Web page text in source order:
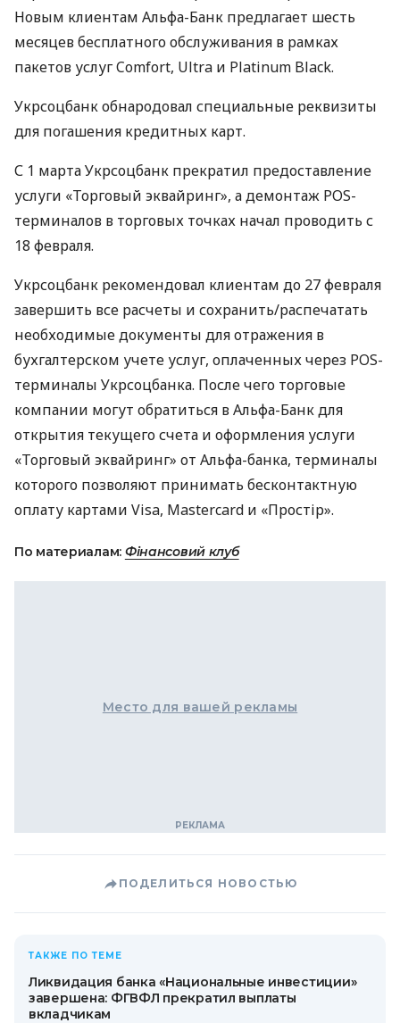
Новым клиентам Альфа-Банк предлагает шесть
месяцев бесплатного обслуживания в рамках
пакетов услуг Comfort, Ultra и Platinum Black.
Укрсоцбанк обнародовал специальные реквизиты
для погашения кредитных карт.
С 1 марта Укрсоцбанк прекратил предоставление
услуги «Торговый эквайринг», а демонтаж POS-
терминалов в торговых точках начал проводить с
18 февраля.
Укрсоцбанк рекомендовал клиентам до 27 февраля
завершить все расчеты и сохранить/распечатать
необходимые документы для отражения в
бухгалтерском учете услуг, оплаченных через POS-
терминалы Укрсоцбанка. После чего торговые
компании могут обратиться в Альфа-Банк для
открытия текущего счета и оформления услуги
«Торговый эквайринг» от Альфа-банка, терминалы
которого позволяют принимать бесконтактную
оплату картами Visa, Mastercard и «Простір».
По материалам: Фінансовий клуб
Место для вашей рекламы
ПОДЕЛИТЬСЯ НОВОСТЬЮ
ТАКЖЕ ПО ТЕМЕ
Ликвидация банка «Национальные инвестиции»
завершена: ФГВФЛ прекратил выплаты
вкладчикам